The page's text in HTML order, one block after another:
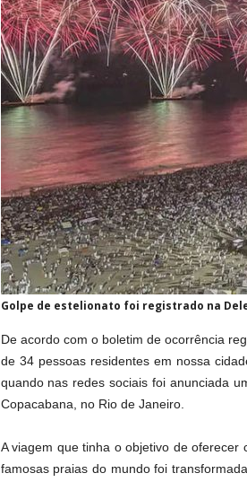
Golpe de estelionato foi registrado na
De acordo com o boletim de ocorrência
de 34 pessoas residentes em nossa
quando nas redes sociais foi anunciada
Copacabana, no Rio de Janeiro.
A viagem que tinha o objetivo de
famosas praias do mundo foi